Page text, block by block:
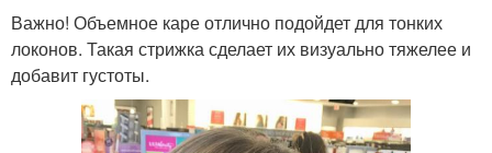
Важно! Объемное каре отлично подойдет для тонких
локонов. Такая стрижка сделает их визуально тяжелее и
добавит густоты.